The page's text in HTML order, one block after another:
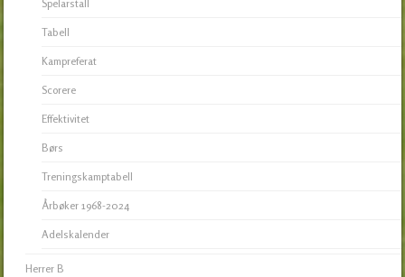
Spelarstall
Tabell
Kampreferat
Scorere
Effektivitet
Børs
Treningskamptabell
Årbøker 1968-2024
Adelskalender
Herrer B